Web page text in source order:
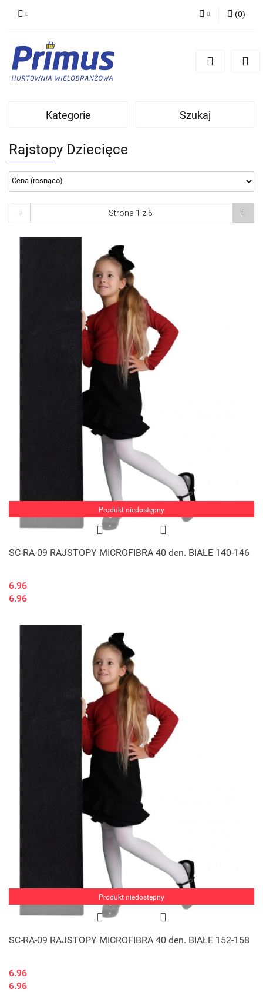
Zarejestruj się
(0)
Kategorie Szukaj
Rajstopy Dziecięce
Produkt niedostępny
SC-RA-09 RAJSTOPY MICROFIBRA 40 den. BIAŁE 140-146
6.96
6.96
Produkt niedostępny
SC-RA-09 RAJSTOPY MICROFIBRA 40 den. BIAŁE 152-158
6.96
6.96